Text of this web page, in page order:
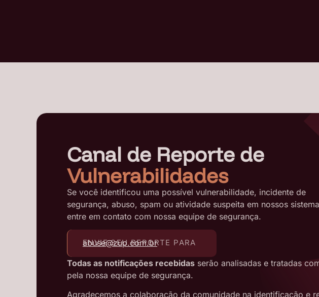
Canal de Reporte de
Vulnerabilidades
Se você identificou uma possível vulnerabilidade, incidente de
segurança, abuso, spam ou atividade suspeita em nossos
entre em contato com nossa equipe de segurança.
ENVIE SEU REPORTE PARA
abuse@zup.com.br
Todas as notificações recebidas serão analisadas e tratadas
pela nossa equipe de segurança.
Agradecemos a colaboração da comunidade na identificação e